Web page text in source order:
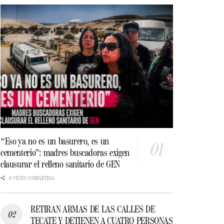
“Eso ya no es un basurero, es un
cementerio”: madres buscadoras exigen
clausurar el relleno sanitario de GEN
0 VECES COMPARTIDA
RETIRAN ARMAS DE LAS CALLES DE
TECATE Y DETIENEN A CUATRO PERSONAS